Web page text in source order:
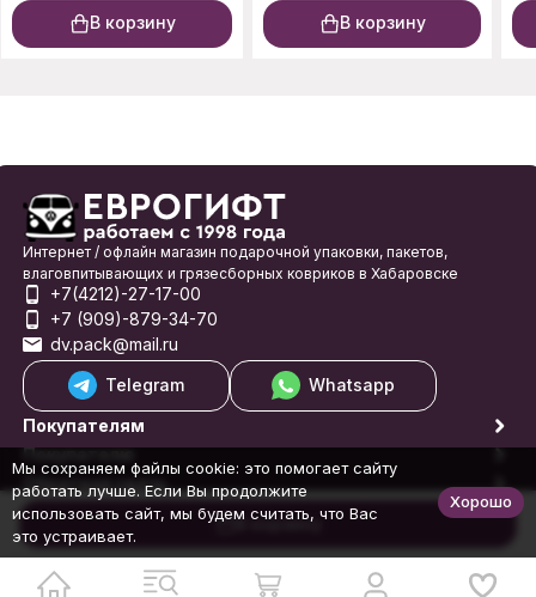
В корзину
В корзину В корзину
Интернет / офлайн магазин подарочной упаковки, пакетов,
влаговпитывающих и грязесборных ковриков в Хабаровске
+7(4212)-27-17-00
+7 (909)-879-34-70
dv.pack@mail.ru
Telegram
Whatsapp
Покупателям
Покупателю
Обратная связь
© 1998-2026 Еврогифт
Мы сохраняем файлы cookie: это помогает сайту
работать лучше. Если Вы продолжите
использовать сайт, мы будем считать, что Вас
это устраивает.
Хорошо